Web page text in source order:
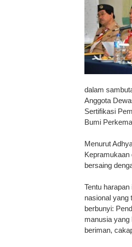
dalam
Anggota
Sertifikasi
Bumi
Menurut
bersaing
Tentu
nasional
berbunyi:
manusia yang
beriman,